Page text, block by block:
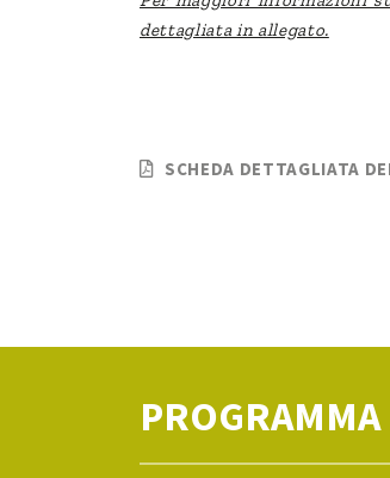
dettagliata in allegato.
SCHEDA DETTAGLIATA
PROGRAMMA